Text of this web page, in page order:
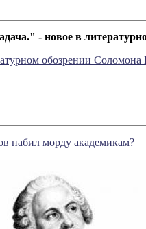
- новое в
обозрении
набил морду академикам?